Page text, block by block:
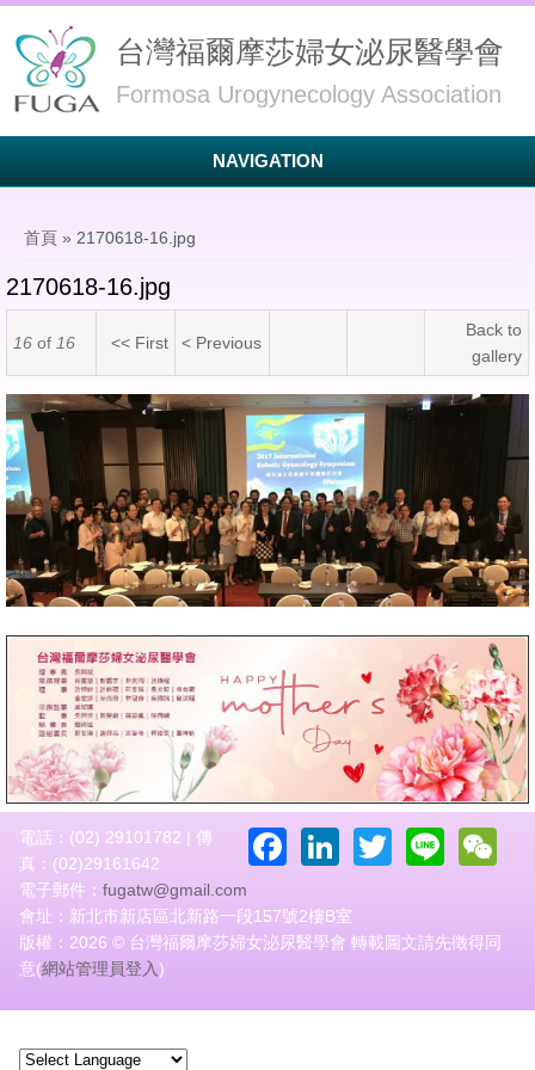
台灣福爾摩莎婦女泌尿醫學會
Formosa Urogynecology Association
NAVIGATION
首頁 » 2170618-16.jpg
2170618-16.jpg
16 of 16 << First < Previous
Back to
gallery
2170618-16.jpg
Facebook
LinkedIn
Twitter
Line
電話：(02) 29101782 | 傳
真：(02)29161642
電子郵件： fugatw@gmail.com
會址：新北市新店區北新路一段157號2樓B室
版權：2026 © 台灣福爾摩莎婦女泌尿醫學會 轉載圖文請先徵得同
意(網站管理員登入)